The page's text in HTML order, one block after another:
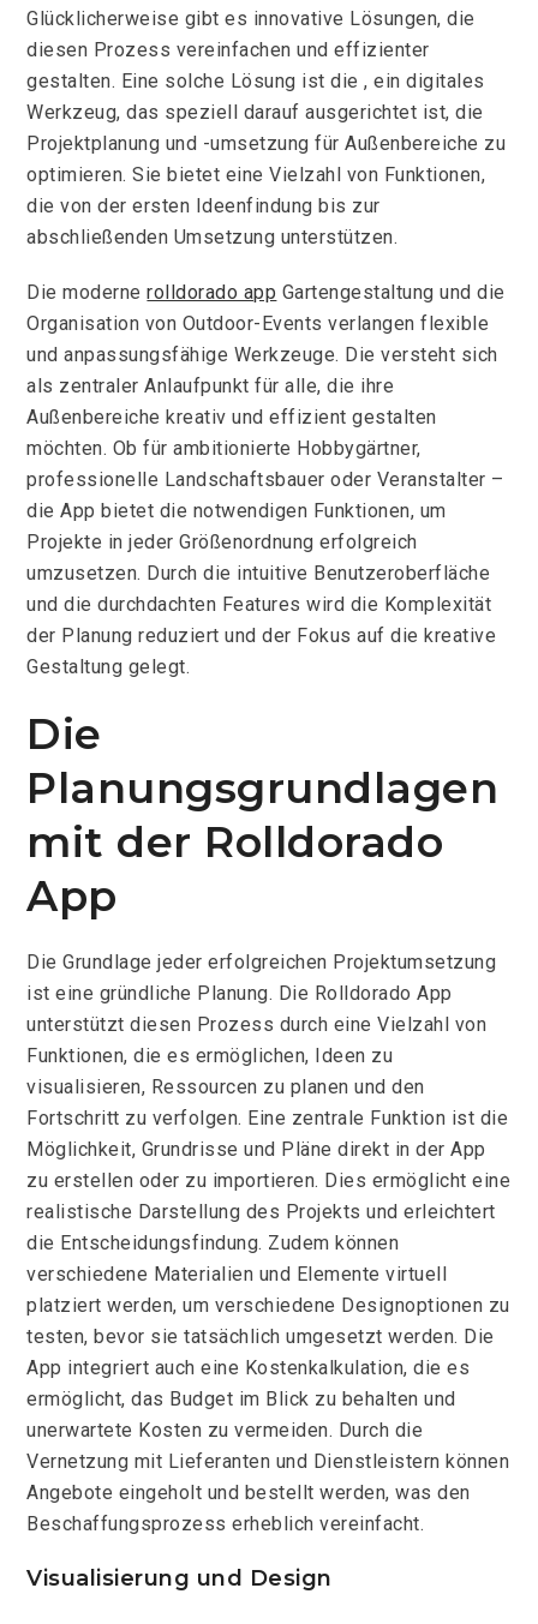
Glücklicherweise gibt es innovative Lösungen, die
diesen Prozess vereinfachen und effizienter
gestalten. Eine solche Lösung ist die, ein digitales
Werkzeug, das speziell darauf ausgerichtet ist, die
Projektplanung und -umsetzung für Außenbereiche zu
optimieren. Sie bietet eine Vielzahl von Funktionen,
die von der ersten Ideenfindung bis zur
abschließenden Umsetzung unterstützen.
Die modernerolldorado app Gartengestaltung und die
Organisation von Outdoor-Events verlangen flexible
und anpassungsfähige Werkzeuge. Die versteht sich
als zentraler Anlaufpunkt für alle, die ihre
Außenbereiche kreativ und effizient gestalten
möchten. Ob für ambitionierte Hobbygärtner,
professionelle Landschaftsbauer oder Veranstalter –
die App bietet die notwendigen Funktionen, um
Projekte in jeder Größenordnung erfolgreich
umzusetzen. Durch die intuitive Benutzeroberfläche
und die durchdachten Features wird die Komplexität
der Planung reduziert und der Fokus auf die kreative
Gestaltung gelegt.
Die
Planungsgrundlagen
mit der Rolldorado
App
Die Grundlage jeder erfolgreichen Projektumsetzung
ist eine gründliche Planung. Die Rolldorado App
unterstützt diesen Prozess durch eine Vielzahl von
Funktionen, die es ermöglichen, Ideen zu
visualisieren, Ressourcen zu planen und den
Fortschritt zu verfolgen. Eine zentrale Funktion ist die
Möglichkeit, Grundrisse und Pläne direkt in der App
zu erstellen oder zu importieren. Dies ermöglicht eine
realistische Darstellung des Projekts und erleichtert
die Entscheidungsfindung. Zudem können
verschiedene Materialien und Elemente virtuell
platziert werden, um verschiedene Designoptionen zu
testen, bevor sie tatsächlich umgesetzt werden. Die
App integriert auch eine Kostenkalkulation, die es
ermöglicht, das Budget im Blick zu behalten und
unerwartete Kosten zu vermeiden. Durch die
Vernetzung mit Lieferanten und Dienstleistern können
Angebote eingeholt und bestellt werden, was den
Beschaffungsprozess erheblich vereinfacht.
Visualisierung und Design